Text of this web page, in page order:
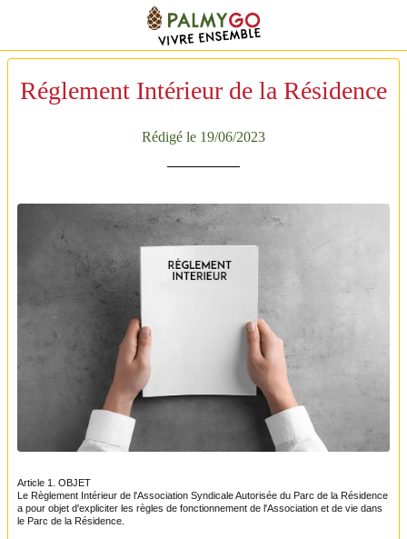
Réglement Intérieur de la Résidence
Rédigé le 19/06/2023
Article 1. OBJET
Le Règlement Intérieur de l'Association Syndicale Autorisée du Parc de la Résidence
a pour objet d'expliciter les règles de fonctionnement de l'Association et de vie dans
le Parc de la Résidence.